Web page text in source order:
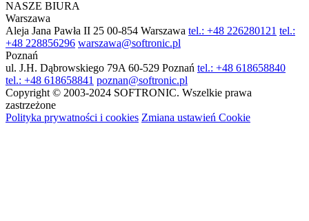
NASZE BIURA
Warszawa
Aleja Jana Pawła II 25 00-854 Warszawa tel.: +48 226280121 tel.:
+48 228856296 warszawa@softronic.pl
Poznań
ul. J.H. Dąbrowskiego 79A 60-529 Poznań tel.: +48 618658840
tel.: +48 618658841 poznan@softronic.pl
Copyright © 2003-2024 SOFTRONIC. Wszelkie prawa
zastrzeżone
Polityka prywatności i cookies Zmiana ustawień Cookie